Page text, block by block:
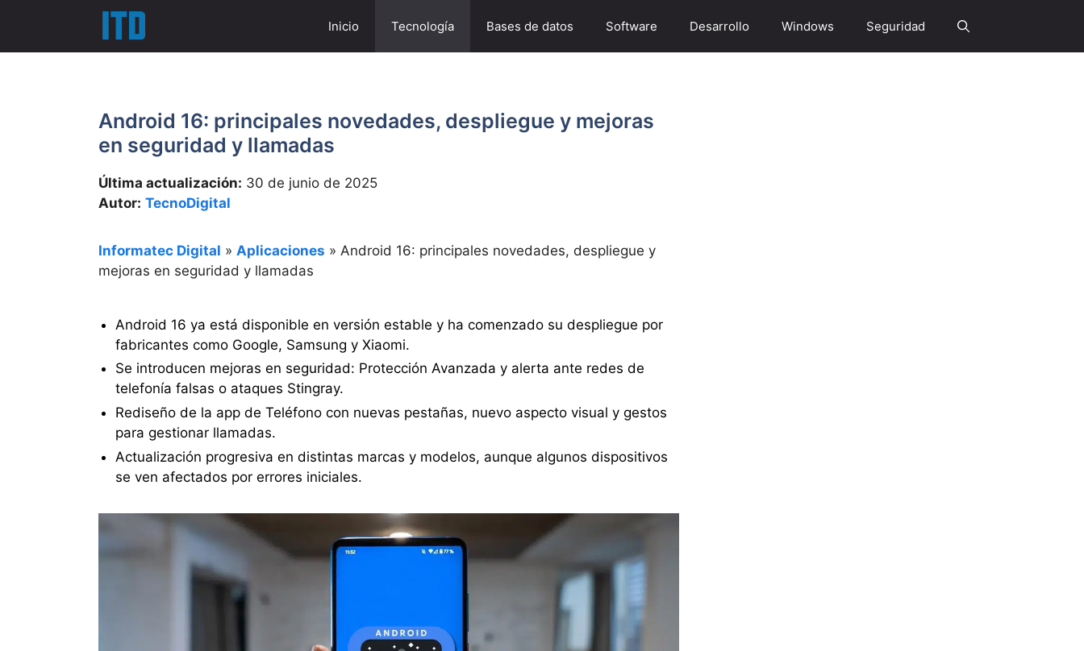
contenido
Inicio Tecnología Bases de datos Software Desarrollo Windows Seguridad
Android 16: principales novedades, despliegue y mejoras
en seguridad y llamadas
Última actualización: 30 de junio de 2025
Autor: TecnoDigital
Informatec Digital » Aplicaciones » Android 16: principales novedades, despliegue y
mejoras en seguridad y llamadas
Android 16 ya está disponible en versión estable y ha comenzado su despliegue por
fabricantes como Google, Samsung y Xiaomi.
Se introducen mejoras en seguridad: Protección Avanzada y alerta ante redes de
telefonía falsas o ataques Stingray.
Rediseño de la app de Teléfono con nuevas pestañas, nuevo aspecto visual y gestos
para gestionar llamadas.
Actualización progresiva en distintas marcas y modelos, aunque algunos dispositivos
se ven afectados por errores iniciales.